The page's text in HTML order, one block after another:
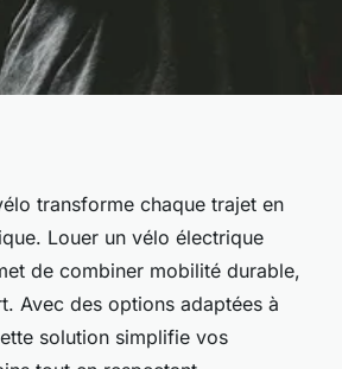
lyon : explorez
roues !
7 min de lecture
transforme chaque trajet en
Louer un vélo électrique
de combiner mobilité durable,
Avec des options adaptées à
solution simplifie vos